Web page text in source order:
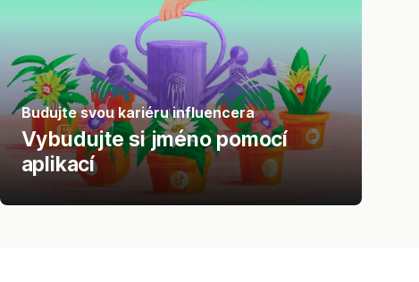
Budujte svou kariéru influencera
Vybudujte si jméno pomocí
aplikací